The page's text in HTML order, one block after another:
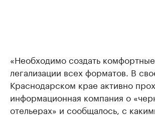
«Необходимо создать
легализации всех форматов. В
Краснодарском крае активно
информационная компания о
отельерах» и сообщалось, с